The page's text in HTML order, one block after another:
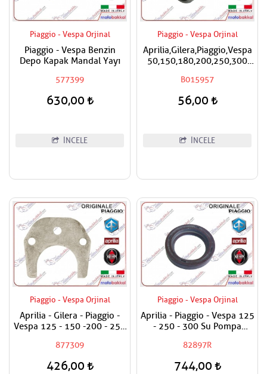
Piaggio - Vespa Orjinal
Piaggio - Vespa Benzin
Depo Kapak Mandal Yayı
577399
630,00
İNCELE
Piaggio - Vespa Orjinal
Aprilia,Gilera,Piaggio,Vespa
50,150,180,200,250,300
Fiyatıdır
B015957
56,00
İNCELE
Piaggio - Vespa Orjinal
Aprilia - Gilera - Piaggio -
Vespa 125 - 150 -200 - 250
Hilali
877309
426,00
Piaggio - Vespa Orjinal
Aprilia - Piaggio - Vespa 125
- 250 - 300 Su Pompa
82897R
744,00